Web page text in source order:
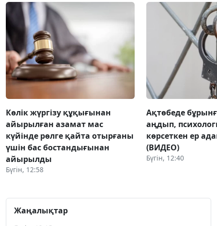
Көлік жүргізу құқығынан
айырылған азамат мас
күйінде рөлге қайта отырғаны
үшін бас бостандығынан
айырылды
Бүгін, 12:58
Ақтөбеде
аңдып,
көрсеткен ер
(ВИДЕО)
Бүгін, 12:40
Жаңалықтар